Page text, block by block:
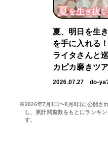
夏、明日を生
を手に入れる
ライタさんと
カピカ磨きツ
2026.07.27 do-
※2026年7月1日〜8月8日に公開さ
し、累計閲覧数をもとにランキ
す。